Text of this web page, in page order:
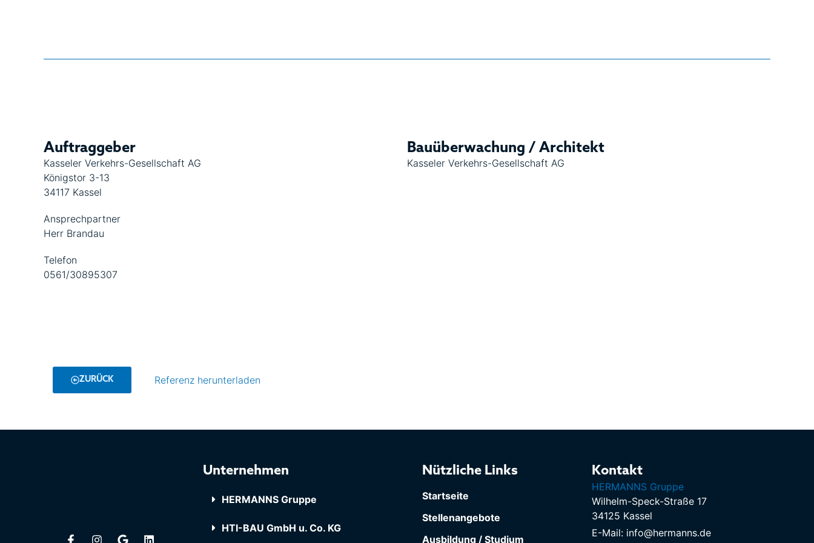
Auftraggeber
Kasseler Verkehrs-Gesellschaft AG
Königstor 3-13
34117 Kassel
Ansprechpartner
Herr Brandau
Telefon
0561/30895307
Bauüberwachung / Architekt
Kasseler Verkehrs-Gesellschaft AG
ZURÜCK Referenz herunterladen
Unternehmen
HERMANNS Gruppe
HTI-BAU GmbH u. Co. KG
Nützliche Links
Startseite
Stellenangebote
Ausbildung / Studium
Kontakt
HERMANNS Gruppe
Wilhelm-Speck-Straße 17
34125 Kassel
E-Mail: info@hermanns.de